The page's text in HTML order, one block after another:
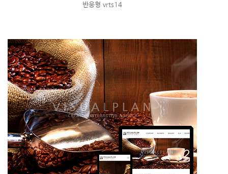
반응형 vrts14